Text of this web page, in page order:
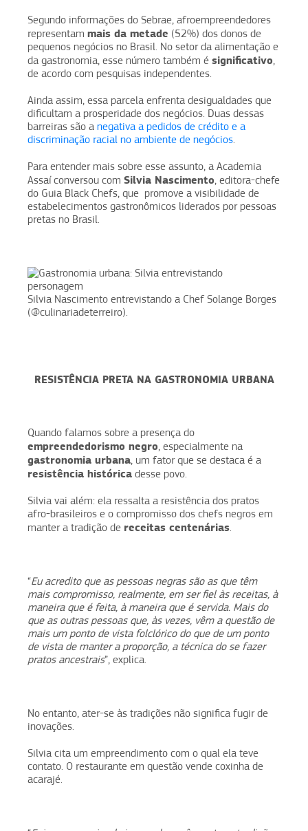
Segundo informações do Sebrae, afroempreendedores
representam mais da metade (52%) dos donos de
pequenos negócios no Brasil. No setor da alimentação e
da gastronomia, esse número também é significativo,
de acordo com pesquisas independentes.
Ainda assim, essa parcela enfrenta desigualdades que
dificultam a prosperidade dos negócios. Duas dessas
barreiras são a negativa a pedidos de crédito e a
discriminação racial no ambiente de negócios.
Para entender mais sobre esse assunto, a Academia
Assaí conversou com Silvia Nascimento, editora-chefe
do Guia Black Chefs, que promove a visibilidade de
estabelecimentos gastronômicos liderados por pessoas
pretas no Brasil.
Silvia Nascimento entrevistando a Chef Solange Borges
(@culinariadeterreiro).
RESISTÊNCIA PRETA NA GASTRONOMIA URBANA
Quando falamos sobre a presença do
empreendedorismo negro, especialmente na
gastronomia urbana, um fator que se destaca é a
resistência histórica desse povo.
Silvia vai além: ela ressalta a resistência dos pratos
afro-brasileiros e o compromisso dos chefs negros em
manter a tradição de receitas centenárias.
“Eu acredito que as pessoas negras são as que têm
mais compromisso, realmente, em ser fiel às receitas, à
maneira que é feita, à maneira que é servida. Mais do
que as outras pessoas que, às vezes, vêm a questão de
mais um ponto de vista folclórico do que de um ponto
de vista de manter a proporção, a técnica do se fazer
pratos ancestrais”, explica.
No entanto, ater-se às tradições não significa fugir de
inovações.
Silvia cita um empreendimento com o qual ela teve
contato. O restaurante em questão vende coxinha de
acarajé.